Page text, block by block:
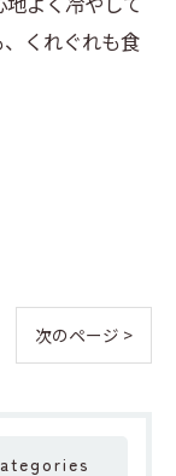
くれぐれも食
次のページ >